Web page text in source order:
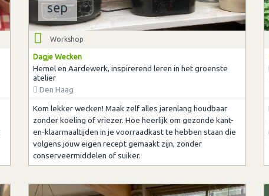
sep
Workshop
Dagje Wecken
Hemel en Aardewerk, inspirerend leren in het groenste
atelier
Den Haag
Kom lekker wecken! Maak zelf alles jarenlang houdbaar
zonder koeling of vriezer. Hoe heerlijk om gezonde kant-
en-klaarmaaltijden in je voorraadkast te hebben staan die
volgens jouw eigen recept gemaakt zijn, zonder
conserveermiddelen of suiker.